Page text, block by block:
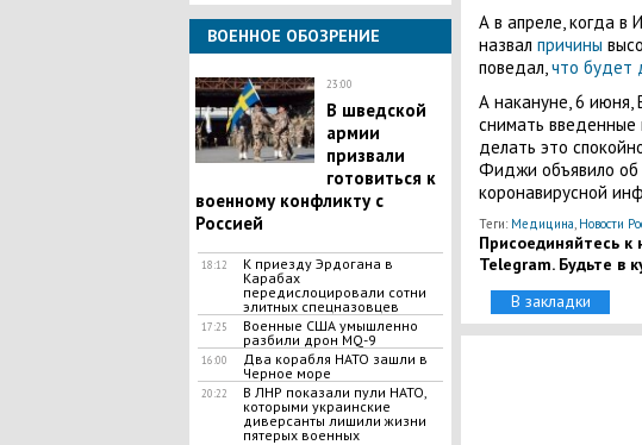
ВОЕННОЕ ОБОЗРЕНИЕ
23:00
В шведской
армии
призвали
готовиться к
военному конфликту с
Россией
18:12
К приезду Эрдогана в
Карабах
передислоцировали сотни
элитных спецназовцев
17:25
Военные США умышленно
разбили дрон MQ-9
16:00
Два корабля НАТО зашли в
Черное море
20:22
В ЛНР показали пули НАТО,
которыми украинские
диверсанты лишили жизни
пятерых военных
А в апреле, когда в
назвал причины
поведал,что будет
А накануне, 6 июня,
снимать введенные
делать это
Фиджи объявило об
коронавирусной
Теги: Медицина, Новости
Присоединяйтесь к
Telegram. Будьте в
В закладки